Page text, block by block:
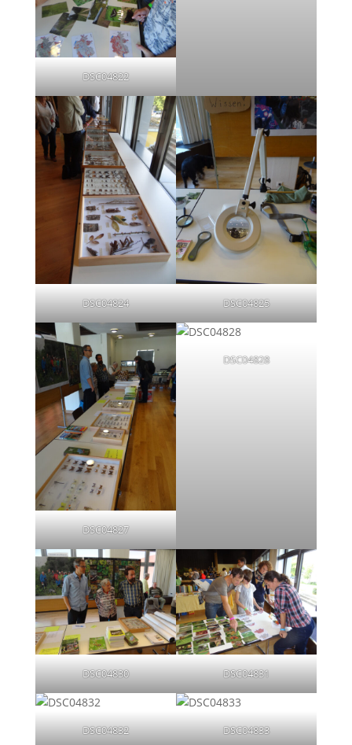
DSC04822
DSC04824 DSC04825
DSC04827
DSC04828
DSC04830 DSC04831
DSC04832 DSC04833